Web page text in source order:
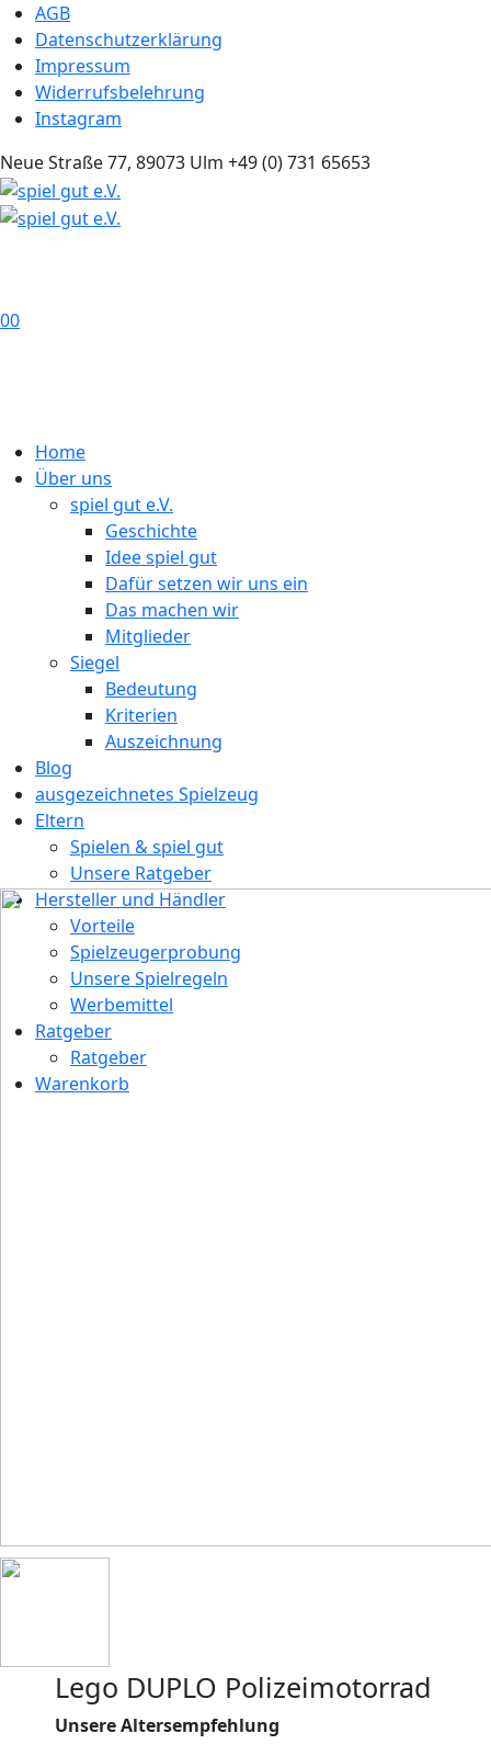
AGB
Datenschutzerklärung
Impressum
Widerrufsbelehrung
Instagram
Neue Straße 77, 89073 Ulm +49 (0) 731 65653
00
Home
Über uns
spiel gut e.V.
Geschichte
Idee spiel gut
Dafür setzen wir uns ein
Das machen wir
Mitglieder
Siegel
Bedeutung
Kriterien
Auszeichnung
Blog
ausgezeichnetes Spielzeug
Eltern
Spielen & spiel gut
Unsere Ratgeber
Hersteller und Händler
Vorteile
Spielzeugerprobung
Unsere Spielregeln
Werbemittel
Ratgeber
Ratgeber
Warenkorb
Lego DUPLO Polizeimotorrad
Unsere Altersempfehlung